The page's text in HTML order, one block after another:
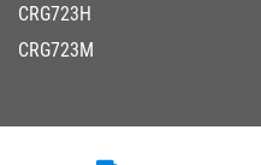
CRG723H
CRG723M